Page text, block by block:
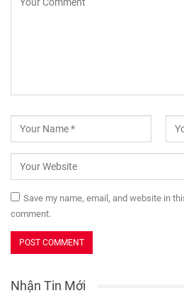
Save my name, email, and website in
comment.
Nhận Tin Mới